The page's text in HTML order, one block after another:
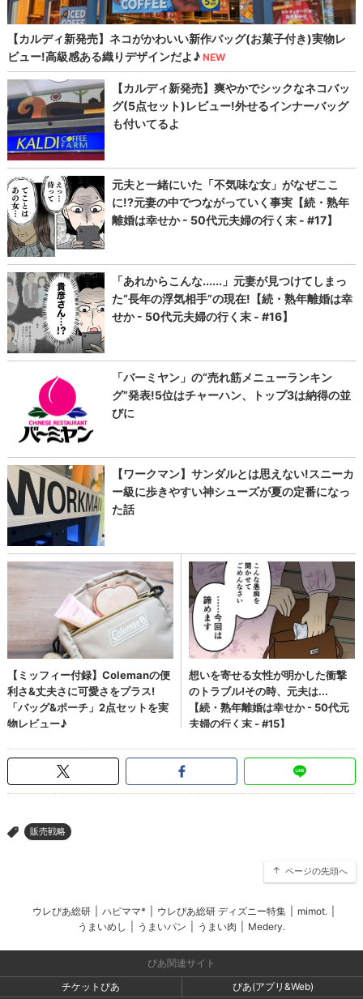
> 販売戦略
ページの先頭へ
ウレぴあ総研 ハピママ* ウレぴあ総研 ディズニー特集 mimot.
うまいめし
うまいパン うまい肉 Medery.
ぴあ関連サイト
チケットぴあ
ぴあ(アプリ&Web)